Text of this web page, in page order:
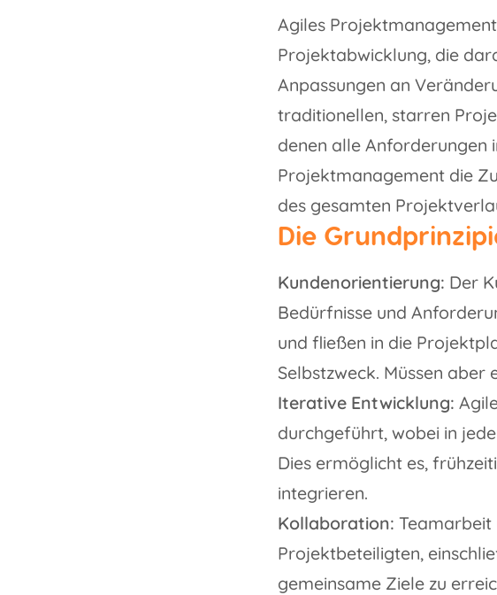
Agiles
Projektabwicklung, die
Anpassungen an
traditionellen, starren
denen alle Anforderungen
Projektmanagement die
des gesamten
Die
Kundenorientierung: Der
Bedürfnisse und
und fließen in die
Selbstzweck. Müssen aber
Iterative Entwicklung:
durchgeführt, wobei in
Dies ermöglicht es,
integrieren.
Kollaboration: Teamarbeit
Projektbeteiligten,
gemeinsame Ziele zu